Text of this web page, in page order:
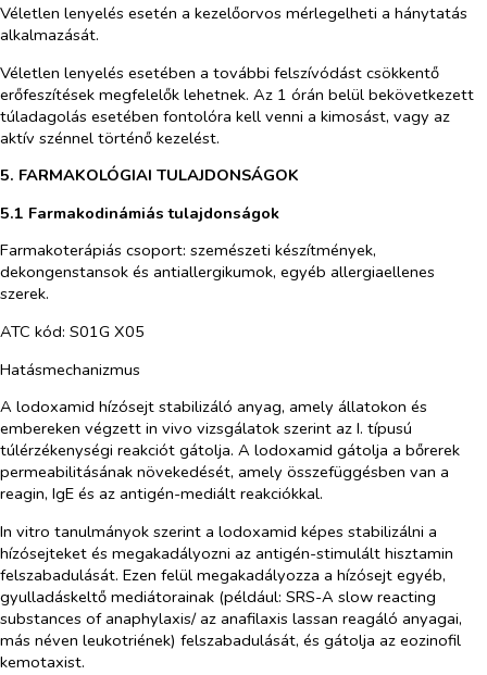
Véletlen lenyelés esetén a kezelőorvos mérlegelheti a hánytatás
alkalmazását.
Véletlen lenyelés esetében a további felszívódást csökkentő
erőfeszítések megfelelők lehetnek. Az 1 órán belül bekövetkezett
túladagolás esetében fontolóra kell venni a kimosást, vagy az
aktív szénnel történő kezelést.
5. FARMAKOLÓGIAI TULAJDONSÁGOK
5.1 Farmakodinámiás tulajdonságok
Farmakoterápiás csoport: szemészeti készítmények,
dekongenstansok és antiallergikumok, egyéb allergiaellenes
szerek.
ATC kód: S01G X05
Hatásmechanizmus
A lodoxamid hízósejt stabilizáló anyag, amely állatokon és
embereken végzett in vivo vizsgálatok szerint az I. típusú
túlérzékenységi reakciót gátolja. A lodoxamid gátolja a bőrerek
permeabilitásának növekedését, amely összefüggésben van a
reagin, IgE és az antigén-mediált reakciókkal.
In vitro tanulmányok szerint a lodoxamid képes stabilizálni a
hízósejteket és megakadályozni az antigén-stimulált hisztamin
felszabadulását. Ezen felül megakadályozza a hízósejt egyéb,
gyulladáskeltő mediátorainak (például: SRS-A slow reacting
substances of anaphylaxis/ az anafilaxis lassan reagáló anyagai,
más néven leukotriének) felszabadulását, és gátolja az eozinofil
kemotaxist.